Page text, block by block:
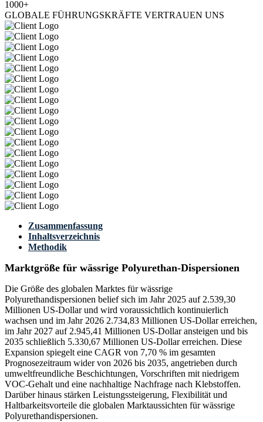
1000+
GLOBALE FÜHRUNGSKRÄFTE VERTRAUEN UNS
Zusammenfassung
Inhaltsverzeichnis
Methodik
Marktgröße für wässrige Polyurethan-Dispersionen
Die Größe des globalen Marktes für wässrige
Polyurethandispersionen belief sich im Jahr 2025 auf 2.539,30
Millionen US-Dollar und wird voraussichtlich kontinuierlich
wachsen und im Jahr 2026 2.734,83 Millionen US-Dollar erreichen,
im Jahr 2027 auf 2.945,41 Millionen US-Dollar ansteigen und bis
2035 schließlich 5.330,67 Millionen US-Dollar erreichen. Diese
Expansion spiegelt eine CAGR von 7,70 % im gesamten
Prognosezeitraum wider von 2026 bis 2035, angetrieben durch
umweltfreundliche Beschichtungen, Vorschriften mit niedrigem
VOC-Gehalt und eine nachhaltige Nachfrage nach Klebstoffen.
Darüber hinaus stärken Leistungssteigerung, Flexibilität und
Haltbarkeitsvorteile die globalen Marktaussichten für wässrige
Polyurethandispersionen.